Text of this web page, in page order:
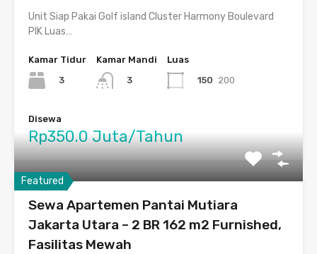
Unit Siap Pakai Golf island Cluster Harmony Boulevard
PIK Luas…
Kamar Tidur
3
Kamar Mandi
3
Luas
150 200
Disewa
Rp350.0 Juta/Tahun
Featured
Sewa Apartemen Pantai Mutiara
Jakarta Utara – 2 BR 162 m2 Furnished,
Fasilitas Mewah